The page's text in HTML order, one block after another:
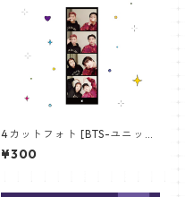
4カットフォト [BTS-ユニット
01] 4CUT PHOTO BTS- UNI
T 01
¥300